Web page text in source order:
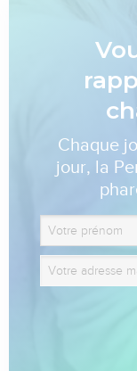
Chaque
jour, la